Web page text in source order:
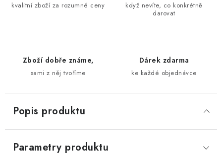
kvalitní zboží za rozumné ceny
když nevíte, co konkrétně
darovat
Zboží dobře známe,
sami z něj tvoříme
Dárek zdarma
ke každé objednávce
Popis produktu
Parametry produktu